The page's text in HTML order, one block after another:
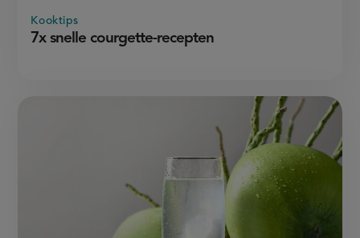
7x snelle courgette-recepten
Kooktips